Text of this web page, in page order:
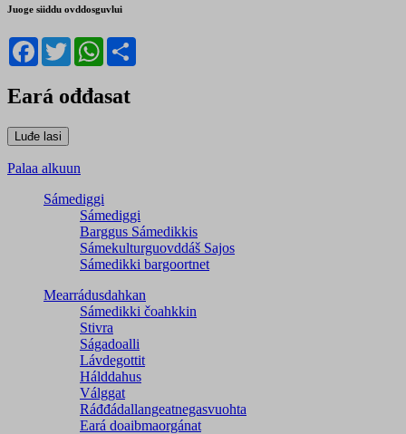
Juoge siiddu ovddosguvlui
Facebook
TwitterWhatsApp
Eará ođđasat
Palaa alkuun
Sámediggi
Sámediggi
Barggus Sámedikkis
Sámekulturguovddáš Sajos
Sámedikki bargoortnet
Mearrádusdahkan
Sámedikki čoahkkin
Stivra
Ságadoalli
Lávdegottit
Hálddahus
Válggat
Ráđđádallangeatnegas­vuohta
Eará doaibmaorgánat